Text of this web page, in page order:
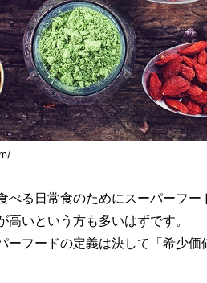
べる日常食のためにスーパーフ
いという方も多いはずです。
ーフードの定義は決して「希少